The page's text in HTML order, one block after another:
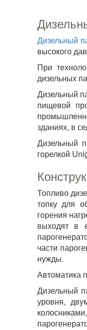
Дизельный
высокого
При
дизельных
Дизельный
пищевой
зданиях, в
Дизельный
горелкой
Топливо
топку для
горения
выходят в
части
нужды.
Автоматика
Дизельный
уровня,